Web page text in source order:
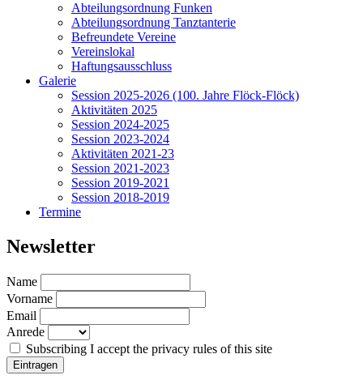
Abteilungsordnung Funken
Abteilungsordnung Tanztanterie
Befreundete Vereine
Vereinslokal
Haftungsausschluss
Galerie
Session 2025-2026 (100. Jahre Flöck-Flöck)
Aktivitäten 2025
Session 2024-2025
Session 2023-2024
Aktivitäten 2021-23
Session 2021-2023
Session 2019-2021
Session 2018-2019
Termine
Newsletter
Name
Vorname
Email
Anrede
Subscribing I accept the privacy rules of this site